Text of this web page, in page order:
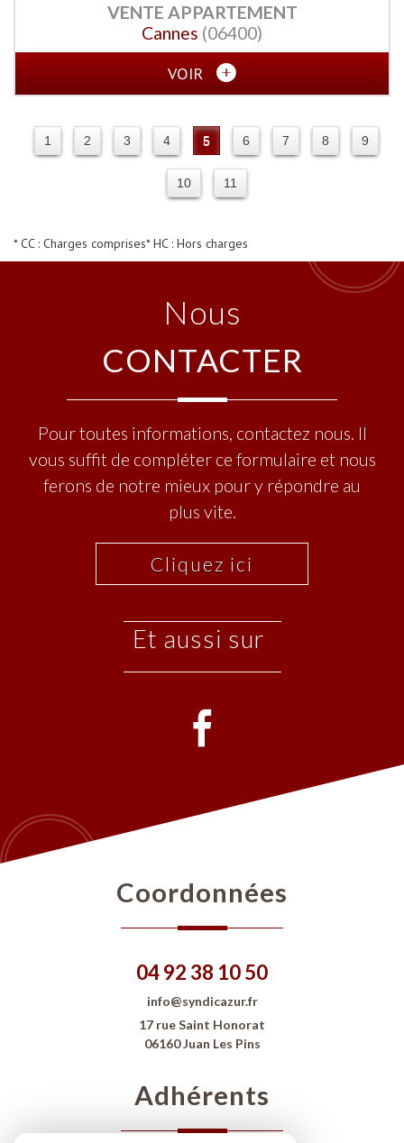
VENTE APPARTEMENT
Cannes (06400)
VOIR
1 2 3 4 5 6 7 8 9
10 11
* CC : Charges comprises* HC : Hors charges
Nous
CONTACTER
Pour toutes informations, contactez nous. Il
vous suffit de compléter ce formulaire et nous
ferons de notre mieux pour y répondre au
plus vite.
Cliquez ici
et aussi sur
Coordonnées
04 92 38 10 50
info@syndicazur.fr
17 rue Saint Honorat
06160 Juan Les Pins
Adhérents